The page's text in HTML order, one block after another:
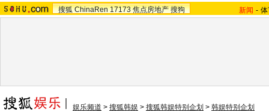
搜狐 ChinaRen 17173 焦点房地产 搜狗 新闻 -
娱乐频道 > 搜狐韩娱 > 搜狐韩娱特别企划 > 韩娱特别企划